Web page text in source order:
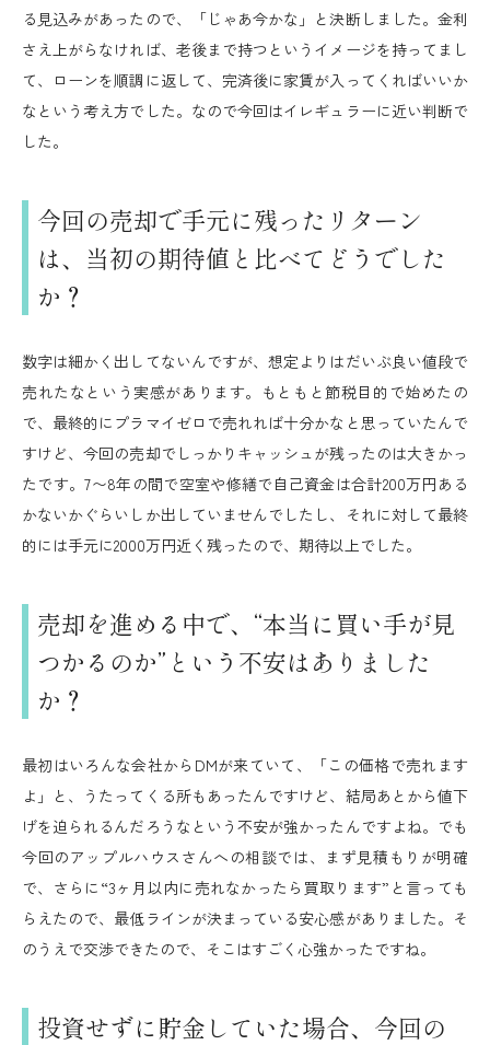
る見込みがあったので、「じゃあ今かな」と決断しました。金利
さえ上がらなければ、老後まで持つというイメージを持ってまし
て、ローンを順調に返して、完済後に家賃が入ってくればいいか
なという考え方でした。なので今回はイレギュラーに近い判断で
した。
今回の売却で手元に残ったリターン
は、当初の期待値と比べてどうでした
か？
数字は細かく出してないんですが、想定よりはだいぶ良い値段で
売れたなという実感があります。もともと節税目的で始めたの
で、最終的にプラマイゼロで売れれば十分かなと思っていたんで
すけど、今回の売却でしっかりキャッシュが残ったのは大きかっ
たです。7〜8年の間で空室や修繕で自己資金は合計200万円ある
かないかぐらいしか出していませんでしたし、それに対して最終
的には手元に2000万円近く残ったので、期待以上でした。
売却を進める中で、“本当に買い手が見
つかるのか”という不安はありました
か？
最初はいろんな会社からDMが来ていて、「この価格で売れます
よ」と、うたってくる所もあったんですけど、結局あとから値下
げを迫られるんだろうなという不安が強かったんですよね。でも
今回のアップルハウスさんへの相談では、まず見積もりが明確
で、さらに“3ヶ月以内に売れなかったら買取ります”と言っても
らえたので、最低ラインが決まっている安心感がありました。そ
のうえで交渉できたので、そこはすごく心強かったですね。
投資せずに貯金していた場合、今回の